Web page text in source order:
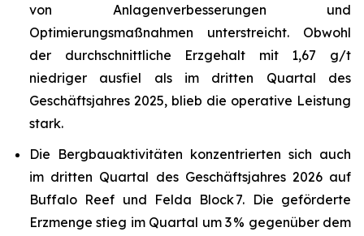
von Anlagenverbesserungen und
Optimierungsmaßnahmen unterstreicht. Obwohl
der durchschnittliche Erzgehalt mit 1,67 g/t
niedriger ausfiel als im dritten Quartal des
Geschäftsjahres 2025, blieb die operative Leistung
stark.
Die Bergbauaktivitäten konzentrierten sich auch
im dritten Quartal des Geschäftsjahres 2026 auf
Buffalo Reef und Felda Block 7. Die geförderte
Erzmenge stieg im Quartal um 3 % gegenüber dem